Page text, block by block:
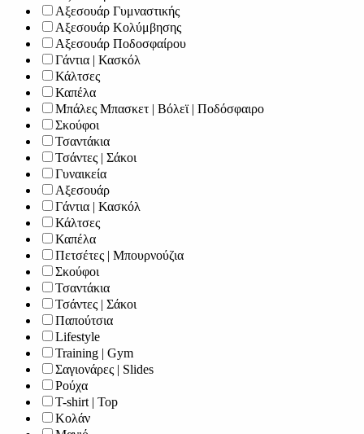
Αξεσουάρ Γυμναστικής
Αξεσουάρ Κολύμβησης
Αξεσουάρ Ποδοσφαίρου
Γάντια | Κασκόλ
Κάλτσες
Καπέλα
Μπάλες Μπασκετ | Βόλεϊ | Ποδόσφαιρο
Σκούφοι
Τσαντάκια
Τσάντες | Σάκοι
Γυναικεία
Αξεσουάρ
Γάντια | Κασκόλ
Κάλτσες
Καπέλα
Πετσέτες | Μπουρνούζια
Σκούφοι
Τσαντάκια
Τσάντες | Σάκοι
Παπούτσια
Lifestyle
Training | Gym
Σαγιονάρες | Slides
Ρούχα
T-shirt | Top
Κολάν